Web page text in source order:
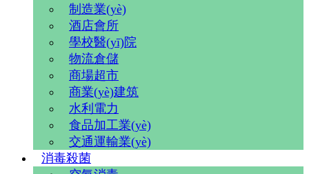
制造業(yè)
酒店會所
學校醫(yī)院
物流倉儲
商場超市
商業(yè)建筑
水利電力
食品加工業(yè)
交通運輸業(yè)
消毒殺菌